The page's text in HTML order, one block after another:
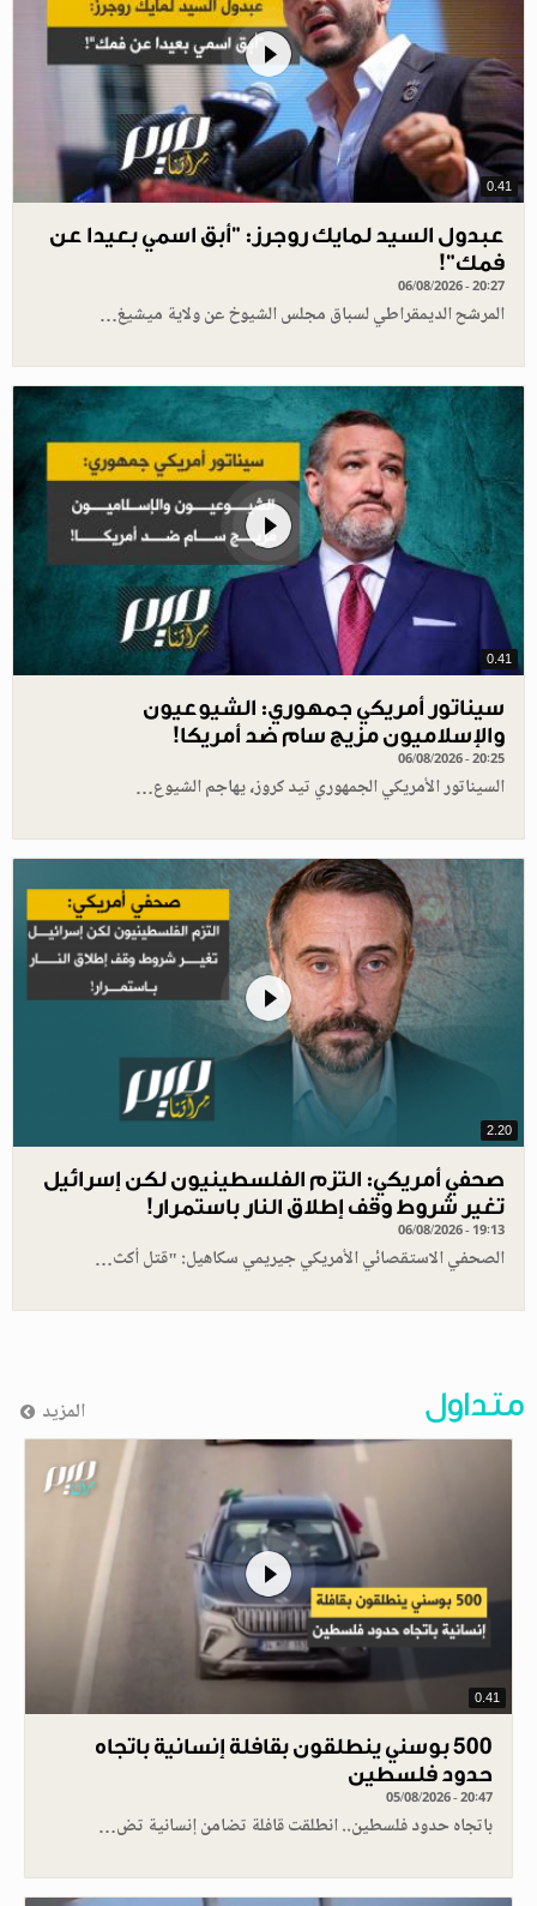
0.41
عبدول السيد لمايك روجرز: "أبق اسمي بعيدا عن
فمك"!
06/08/2026 - 20:27
المرشح الديمقراطي لسباق مجلس الشيوخ عن ولاية ميشيغ…
0.41
سيناتور أمريكي جمهوري: الشيوعيون
والإسلاميون مزيج سام ضد أمريكا!
06/08/2026 - 20:25
السيناتور الأمريكي الجمهوري تيد كروز، يهاجم الشيوع…
2.20
صحفي أمريكي: التزم الفلسطينيون لكن إسرائيل
تغير شروط وقف إطلاق النار باستمرار!
06/08/2026 - 19:13
الصحفي الاستقصائي الأمريكي جيريمي سكاهيل: "قتل أكث…
متداول المزيد
0.41
500 بوسني ينطلقون بقافلة إنسانية باتجاه
حدود فلسطين
05/08/2026 - 20:47
باتجاه حدود فلسطين.. انطلقت قافلة تضامن إنسانية تض…